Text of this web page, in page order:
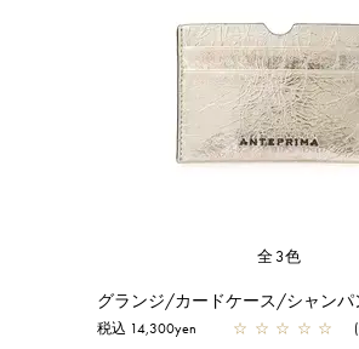
全3色
グランジ/カードケース/シャンパ
税込 14,300yen ☆ ☆ ☆ ☆ ☆